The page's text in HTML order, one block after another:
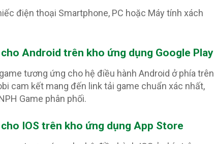
điện thoại Smartphone, PC hoặc Máy tính xách
cho Android trên kho ứng dụng Google Play
tương ứng cho hệ điều hành Android ở phía trên
cam kết mang đến link tải game chuẩn xác nhất,
Game phân phối.
cho IOS trên kho ứng dụng App Store